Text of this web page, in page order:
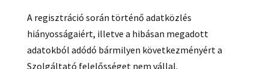
A regisztráció során történő adatközlés
hiányosságaiért, illetve a hibásan megadott
adatokból adódó bármilyen következményért a
Szolgáltató felelősséget nem vállal.